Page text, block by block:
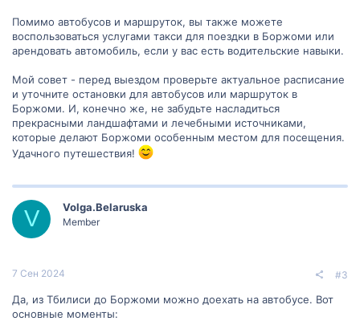
Помимо автобусов и маршруток, вы также можете
воспользоваться услугами такси для поездки в Боржоми или
арендовать автомобиль, если у вас есть водительские навыки.
Мой совет - перед выездом проверьте актуальное расписание
и уточните остановки для автобусов или маршруток в
Боржоми. И, конечно же, не забудьте насладиться
прекрасными ландшафтами и лечебными источниками,
которые делают Боржоми особенным местом для посещения.
Удачного путешествия!
V Volga.Belaruska
Member
7 Сен 2024 #3
Да, из Тбилиси до Боржоми можно доехать на автобусе. Вот
основные моменты: